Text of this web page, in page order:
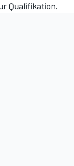
Qualifikation.